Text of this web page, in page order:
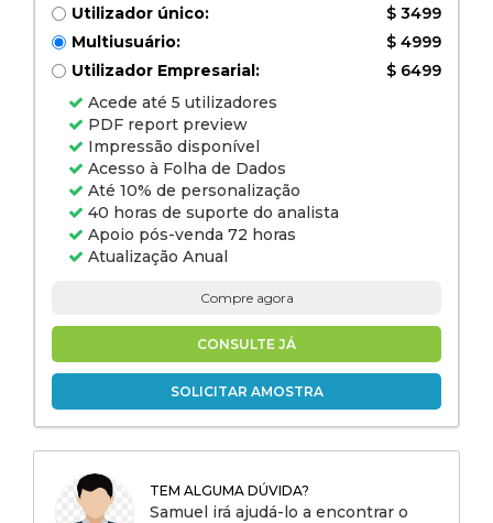
Utilizador único:
$ 3499
Multiusuário:
$ 4999
Utilizador Empresarial:
$ 6499
Acede até 5 utilizadores
PDF report preview
Impressão disponível
Acesso à Folha de Dados
Até 10% de personalização
40 horas de suporte do analista
Apoio pós-venda 72 horas
Atualização Anual
Compre agora
CONSULTE JÁ
SOLICITAR AMOSTRA
TEM ALGUMA DÚVIDA?
Samuel irá ajudá-lo a encontrar o